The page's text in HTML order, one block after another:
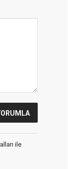
ile